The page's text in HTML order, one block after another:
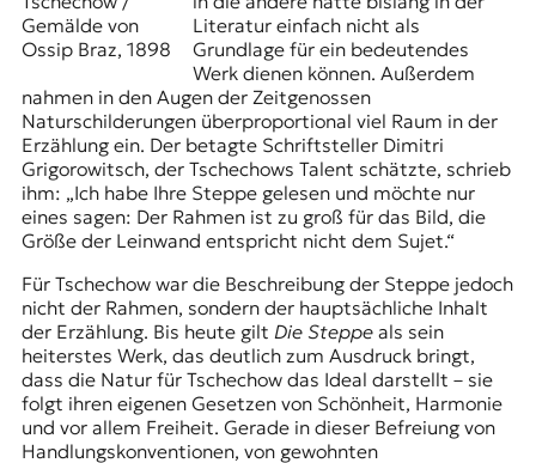
Gemälde von
Ossip Braz, 1898
Literatur einfach nicht als
Grundlage für ein bedeutendes
Werk dienen können. Außerdem
nahmen in den Augen der Zeitgenossen
Naturschilderungen überproportional viel Raum in der
Erzählung ein. Der betagte Schriftsteller Dimitri
Grigorowitsch, der Tschechows Talent schätzte, schrieb
ihm: „Ich habe Ihre Steppe gelesen und möchte nur
eines sagen: Der Rahmen ist zu groß für das Bild, die
Größe der Leinwand entspricht nicht dem Sujet.“
Für Tschechow war die Beschreibung der Steppe jedoch
nicht der Rahmen, sondern der hauptsächliche Inhalt
der Erzählung. Bis heute gilt Die Steppeals sein
heiterstes Werk, das deutlich zum Ausdruck bringt,
dass die Natur für Tschechow das Ideal darstellt – sie
folgt ihren eigenen Gesetzen von Schönheit, Harmonie
und vor allem Freiheit. Gerade in dieser Befreiung von
Handlungskonventionen, von gewohnten